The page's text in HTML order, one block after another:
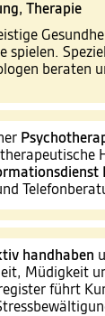
Therapie
spielen.
beraten
handhaben
Müdigkeit
führt